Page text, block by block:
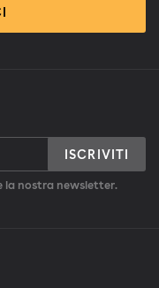
ISCRIVITI
la nostra newsletter.